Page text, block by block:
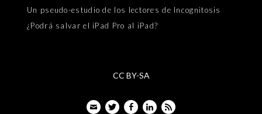
Un pseudo-estudio de los lectores de Incognitosis
¿Podrá salvar el iPad Pro al iPad?
CC BY-SA
EmailTwitterFacebook
LinkedIn
Feed